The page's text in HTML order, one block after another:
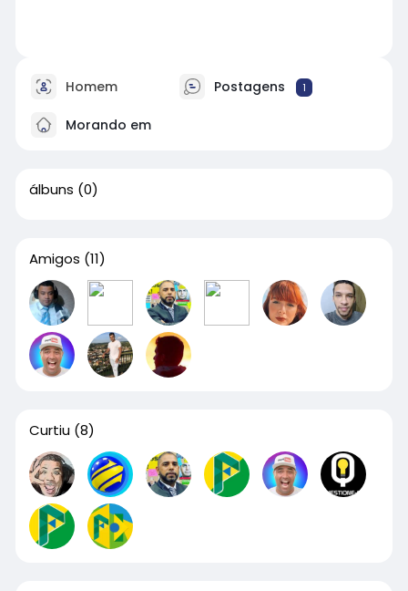
Homem Postagens 1
Morando em
álbuns (0)
Amigos (11)
Curtiu (8)